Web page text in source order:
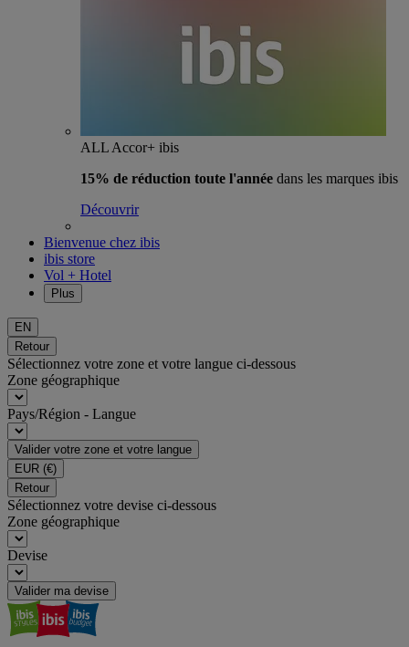
ALL Accor+ ibis
15% de réduction toute l'année dans les marques ibis
Découvrir
Bienvenue chez ibis
ibis store
Vol + Hotel
Plus
EN
Retour
Sélectionnez votre zone et votre langue ci-dessous
Zone géographique
Pays/Région - Langue
Valider votre zone et votre langue
EUR (€)
Retour
Sélectionnez votre devise ci-dessous
Zone géographique
Devise
Valider ma devise